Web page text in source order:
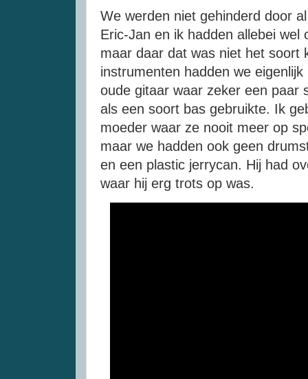
We werden niet gehinderd door
Eric-Jan en ik hadden allebei wel
maar daar dat was niet het soort
instrumenten hadden we
oude gitaar waar zeker een paar
als een soort bas gebruikte. Ik
moeder waar ze nooit meer op
maar we hadden ook geen
en een plastic jerrycan. Hij had
waar hij erg trots op was.